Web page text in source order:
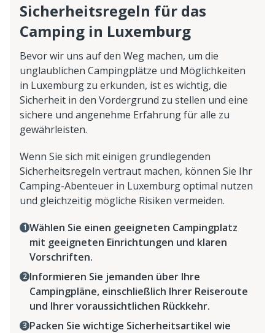
Sicherheitsregeln für das
Camping in Luxemburg
Bevor wir uns auf den Weg machen, um die
unglaublichen Campingplätze und Möglichkeiten
in Luxemburg zu erkunden, ist es wichtig, die
Sicherheit in den Vordergrund zu stellen und eine
sichere und angenehme Erfahrung für alle zu
gewährleisten.
Wenn Sie sich mit einigen grundlegenden
Sicherheitsregeln vertraut machen, können Sie Ihr
Camping-Abenteuer in Luxemburg optimal nutzen
und gleichzeitig mögliche Risiken vermeiden.
Wählen Sie einen geeigneten Campingplatz
mit geeigneten Einrichtungen und klaren
Vorschriften.
Informieren Sie jemanden über Ihre
Campingpläne, einschließlich Ihrer Reiseroute
und Ihrer voraussichtlichen Rückkehr.
Packen Sie wichtige Sicherheitsartikel wie